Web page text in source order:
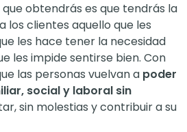
obtendrás es que tendrás la
los clientes aquello que les
les hace tener la necesidad
les impide sentirse bien. Con
las personas vuelvan a poder
social y laboral sin
sin molestias y contribuir a su